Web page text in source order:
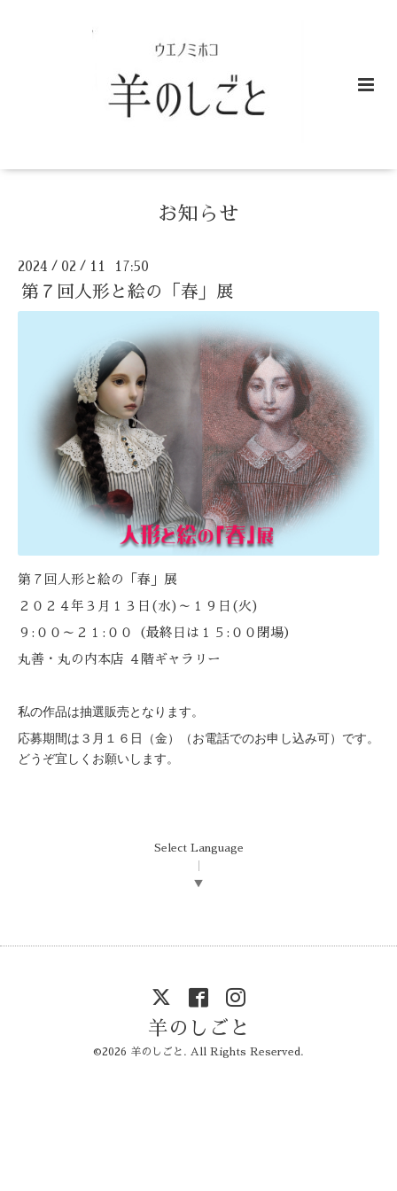
お知らせ
2024 / 02 / 11 17:50
第７回人形と絵の「春」展
第７回人形と絵の「春」展
２０２４年３月１３日 ( 水 ) ～１９日 ( 火 )
９ : ００～２１ : ００（最終日は１５ : ００閉場）
丸善・丸の内本店 ４階ギャラリー
私の作品は抽選販売となります。
応募期間は３月１６日（金）（お電話でのお申し込み可）です。
どうぞ宜しくお願いします。
Select Language
▼
羊のしごと
©2026 羊のしごと . All Rights Reserved.